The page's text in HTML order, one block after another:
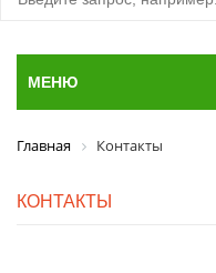
МЕНЮ
Главная Контакты
КОНТАКТЫ